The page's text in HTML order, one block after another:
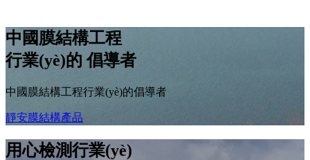
中國膜結構工程
行業(yè)的倡導者
中國膜結構工程行業(yè)的倡導者
靜安膜結構產品
用心檢測行業(yè)